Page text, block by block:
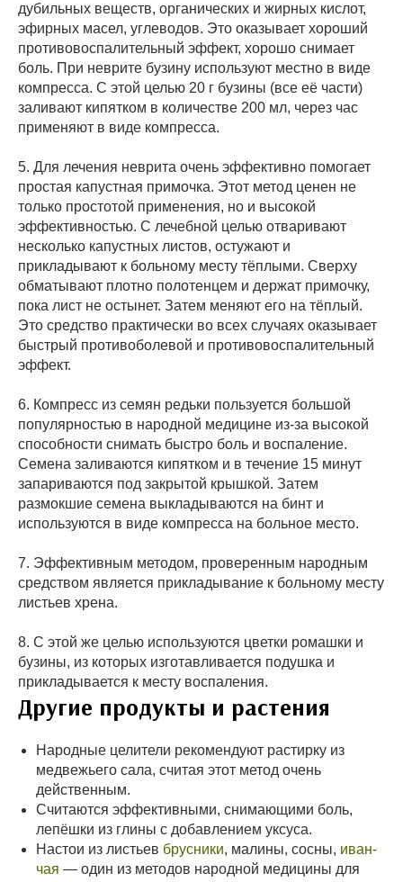
дубильных веществ, органических и жирных кислот,
эфирных масел, углеводов. Это оказывает хороший
противовоспалительный эффект, хорошо снимает
боль. При неврите бузину используют местно в виде
компресса. С этой целью 20 г бузины (все её части)
заливают кипятком в количестве 200 мл, через час
применяют в виде компресса.
5. Для лечения неврита очень эффективно помогает
простая капустная примочка. Этот метод ценен не
только простотой применения, но и высокой
эффективностью. С лечебной целью отваривают
несколько капустных листов, остужают и
прикладывают к больному месту тёплыми. Сверху
обматывают плотно полотенцем и держат примочку,
пока лист не остынет. Затем меняют его на тёплый.
Это средство практически во всех случаях оказывает
быстрый противоболевой и противовоспалительный
эффект.
6. Компресс из семян редьки пользуется большой
популярностью в народной медицине из-за высокой
способности снимать быстро боль и воспаление.
Семена заливаются кипятком и в течение 15 минут
запариваются под закрытой крышкой. Затем
размокшие семена выкладываются на бинт и
используются в виде компресса на больное место.
7. Эффективным методом, проверенным народным
средством является прикладывание к больному месту
листьев хрена.
8. С этой же целью используются цветки ромашки и
бузины, из которых изготавливается подушка и
прикладывается к месту воспаления.
Другие продукты и растения
Народные целители рекомендуют растирку из
медвежьего сала, считая этот метод очень
действенным.
Считаются эффективными, снимающими боль,
лепёшки из глины с добавлением уксуса.
Настои из листьев брусники, малины, сосны, иван-
чая — один из методов народной медицины для